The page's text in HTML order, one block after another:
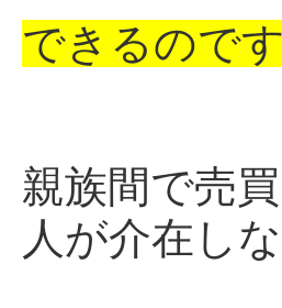
できるのです
親族間で売
人が介在し